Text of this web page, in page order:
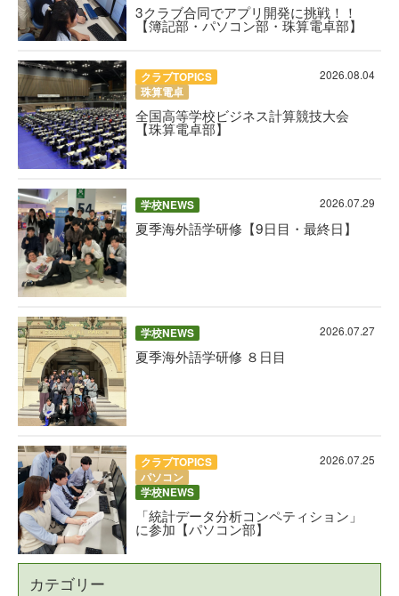
3クラブ合同でアプリ開発に挑戦！！
【簿記部・パソコン部・珠算電卓部】
クラブTOPICS
珠算電卓
2026.08.04
全国高等学校ビジネス計算競技大会
【珠算電卓部】
学校NEWS 2026.07.29
夏季海外語学研修【9日目・最終日】
学校NEWS 2026.07.27
夏季海外語学研修 ８日目
クラブTOPICS
パソコン
学校NEWS
2026.07.25
「統計データ分析コンペティション」
に参加【パソコン部】
カテゴリー